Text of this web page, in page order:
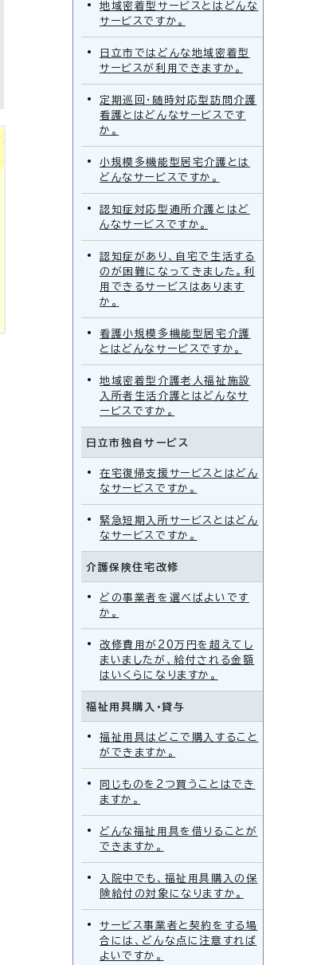
地域密着型サービスとはどんな
サービスですか。
日立市ではどんな地域密着型
サービスが利用できますか。
定期巡回・随時対応型訪問介護
看護とはどんなサービスです
か。
小規模多機能型居宅介護とは
どんなサービスですか。
認知症対応型通所介護とはど
んなサービスですか。
認知症があり、自宅で生活する
のが困難になってきました。利
用できるサービスはあります
か。
看護小規模多機能型居宅介護
とはどんなサービスですか。
地域密着型介護老人福祉施設
入所者生活介護とはどんなサ
ービスですか。
日立市独自サービス
在宅復帰支援サービスとはどん
なサービスですか。
緊急短期入所サービスとはどん
なサービスですか。
介護保険住宅改修
どの事業者を選べばよいです
か。
改修費用が20万円を超えてし
まいましたが、給付される金額
はいくらになりますか。
福祉用具購入・貸与
福祉用具はどこで購入すること
ができますか。
同じものを2つ買うことはでき
ますか。
どんな福祉用具を借りることが
できますか。
入院中でも、福祉用具購入の保
険給付の対象になりますか。
サービス事業者と契約をする場
合には、どんな点に注意すれば
よいですか。